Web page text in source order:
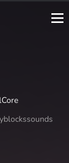
blockssounds